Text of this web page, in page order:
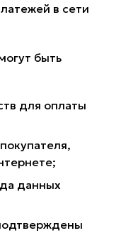
в сети
быть
для оплаты
данных